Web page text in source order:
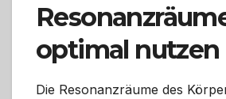
optimal nutzen
Die Resonanzräume des